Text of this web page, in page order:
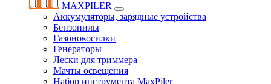
MAXPILER
Аккумуляторы, зарядные устройства
Бензопилы
Газонокосилки
Генераторы
Лески для триммера
Мачты освещения
Набор инструмента MaxPiler